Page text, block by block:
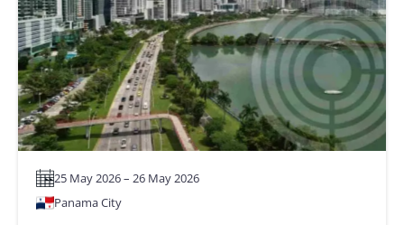
2026
–
Inovação
e
Futuro
dos
Seguros
de
Saúde
25 May 2026 – 26 May 2026
Panama City